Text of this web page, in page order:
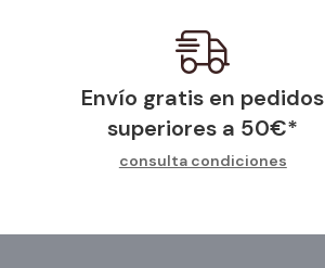
Envío gratis en pedidos
superiores a 50€*
consulta condiciones